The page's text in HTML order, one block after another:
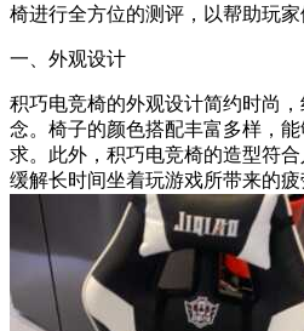
椅进行全方位的测评，以帮助玩家
一、外观设计
积巧电竞椅的外观设计简约时尚
念。椅子的颜色搭配丰富多样，
求。此外，积巧电竞椅的造型符
缓解长时间坐着玩游戏所带来的疲